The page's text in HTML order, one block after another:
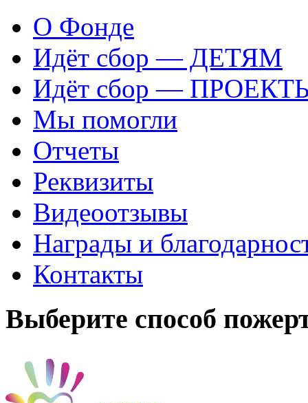
О Фонде
Идёт сбор — ДЕТЯМ
Идёт сбор —
Мы помогли
Отчеты
Реквизиты
Видеоотзывы
Награды и
Контакты
Выберите способ